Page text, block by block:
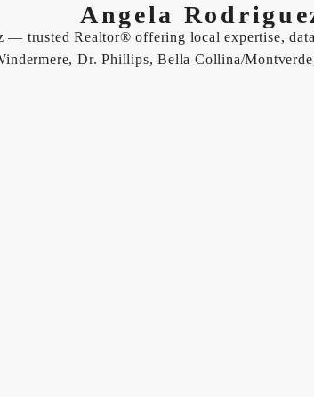
Angela
trusted Realtor® offering local expertise,
Dr. Phillips, Bella Collina/